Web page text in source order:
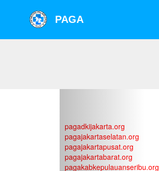
PAGA
pagadkijakarta.org
pagajakartaselatan.org
pagajakartapusat.org
pagajakartabarat.org
pagakabkepulauanseribu.org